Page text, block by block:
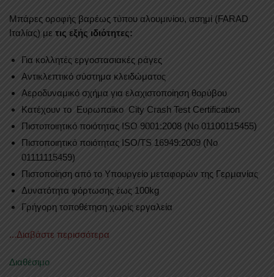
Mπάρες οροφής βαρέως τύπου αλουμινίου, ασημί (FARAD
Ιταλίας) με τις εξής ιδιότητες:
Για κολλητές εργοστασιακές ράγες
Αντικλεπτικό σύστημα κλειδώματος
Αεροδυναμικό σχήμα για ελαχιστοποίηση θορύβου
Κατέχουν το Ευρωπαϊκο City Crash Test Certification
Πιστοποιητικό ποιότητας ISO 9001:2008 (No 01100115455)
Πιστοποιητικό ποιότητας ISO/TS 16949:2009 (No
01111115459)
Πιστοποίηση από το Υπουργείο μεταφορών της Γερμανίας
Δυνατότητα φόρτωσης έως 100kg
Γρήγορη τοποθέτηση χωρίς εργαλεία
...Διαβάστε περισσότερα
Διαθέσιμο